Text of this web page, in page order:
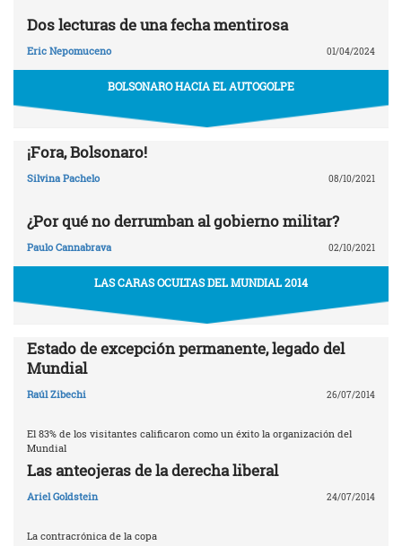
Dos lecturas de una fecha mentirosa
Eric Nepomuceno 01/04/2024
BOLSONARO HACIA EL AUTOGOLPE
¡Fora, Bolsonaro!
Silvina Pachelo 08/10/2021
¿Por qué no derrumban al gobierno militar?
Paulo Cannabrava 02/10/2021
LAS CARAS OCULTAS DEL MUNDIAL 2014
Estado de excepción permanente, legado del
Mundial
Raúl Zibechi 26/07/2014
El 83% de los visitantes calificaron como un éxito la organización del
Mundial
Las anteojeras de la derecha liberal
Ariel Goldstein 24/07/2014
La contracrónica de la copa